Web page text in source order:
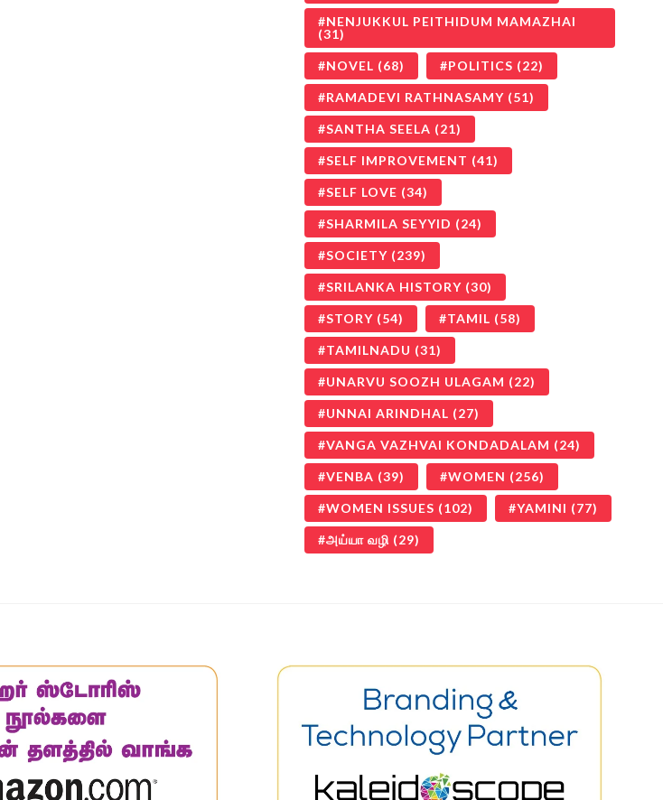
NENJUKKUL PEITHIDUM MAMAZHAI
(31)
NOVEL (68) POLITICS (22)
RAMADEVI RATHNASAMY (51)
SANTHA SEELA (21)
SELF IMPROVEMENT (41)
SELF LOVE (34)
SHARMILA SEYYID (24)
SOCIETY (239)
SRILANKA HISTORY (30)
STORY (54) TAMIL (58)
TAMILNADU (31)
UNARVU SOOZH ULAGAM (22)
UNNAI ARINDHAL (27)
VANGA VAZHVAI KONDADALAM (24)
VENBA (39) WOMEN (256)
WOMEN ISSUES (102) YAMINI (77)
அய்யா வழி (29)